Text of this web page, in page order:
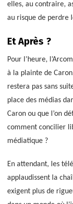
elles, au contraire,
au risque de perdre
Et Après ?
Pour l’heure,
à la plainte de
restera pas sans
place des médias
Caron ou que l’on
comment concilier
médiatique ?
En attendant, les
applaudissent la
exigent plus de